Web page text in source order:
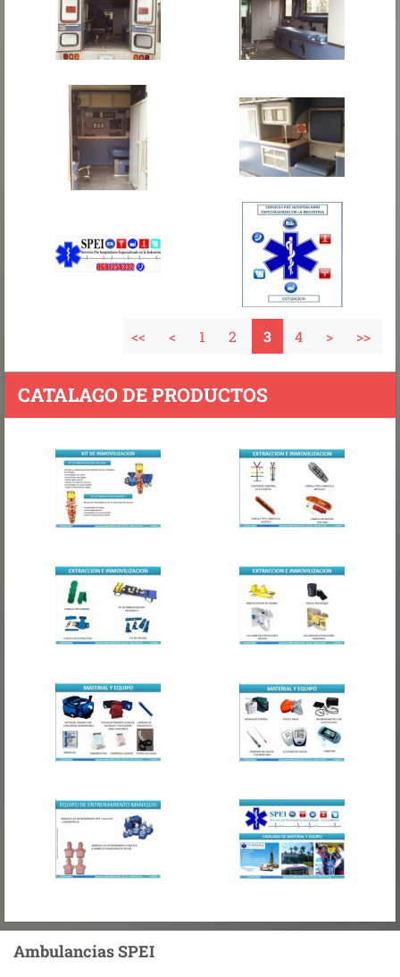
<< < 1 2 3 4 > >>
CATALAGO DE PRODUCTOS
Ambulancias SPEI